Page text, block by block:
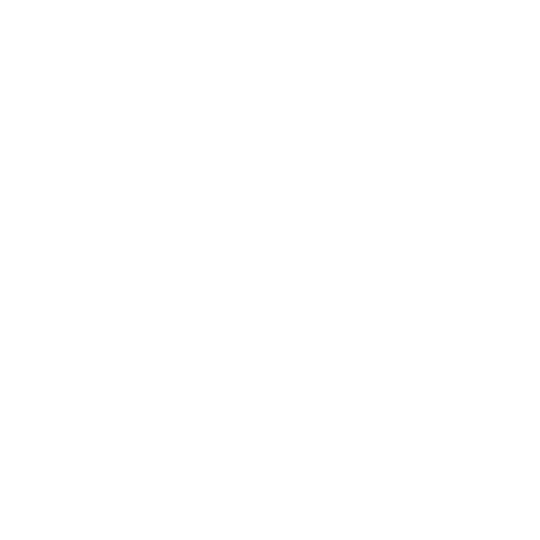
Arasa. Leia nossos conteúdos!
Arasa. Leia nossos conteúdos!